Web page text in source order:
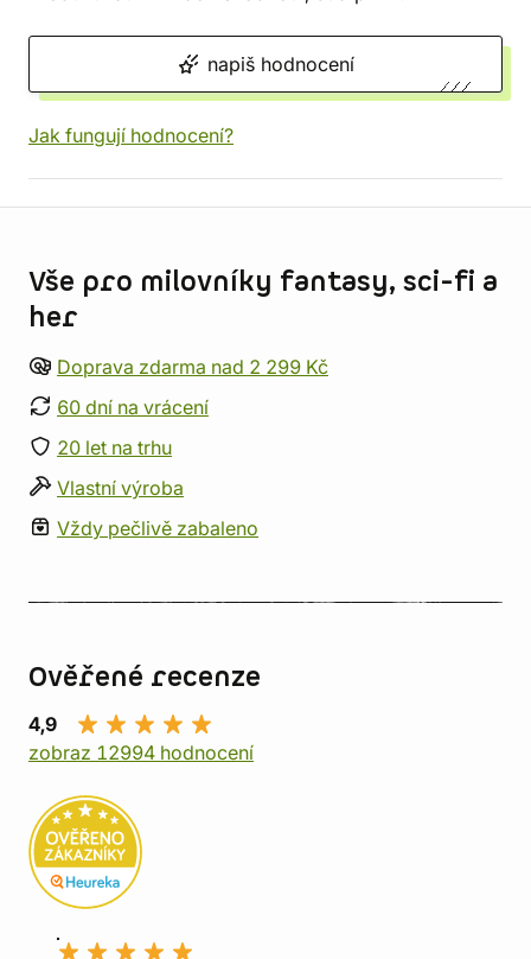
napiš hodnocení
Jak fungují hodnocení?
Vše pro milovníky fantasy, sci-fi a
her
Doprava zdarma nad 2 299 Kč
60 dní na vrácení
20 let na trhu
Vlastní výroba
Vždy pečlivě zabaleno
Ověřené recenze
4,9
zobraz 12994 hodnocení